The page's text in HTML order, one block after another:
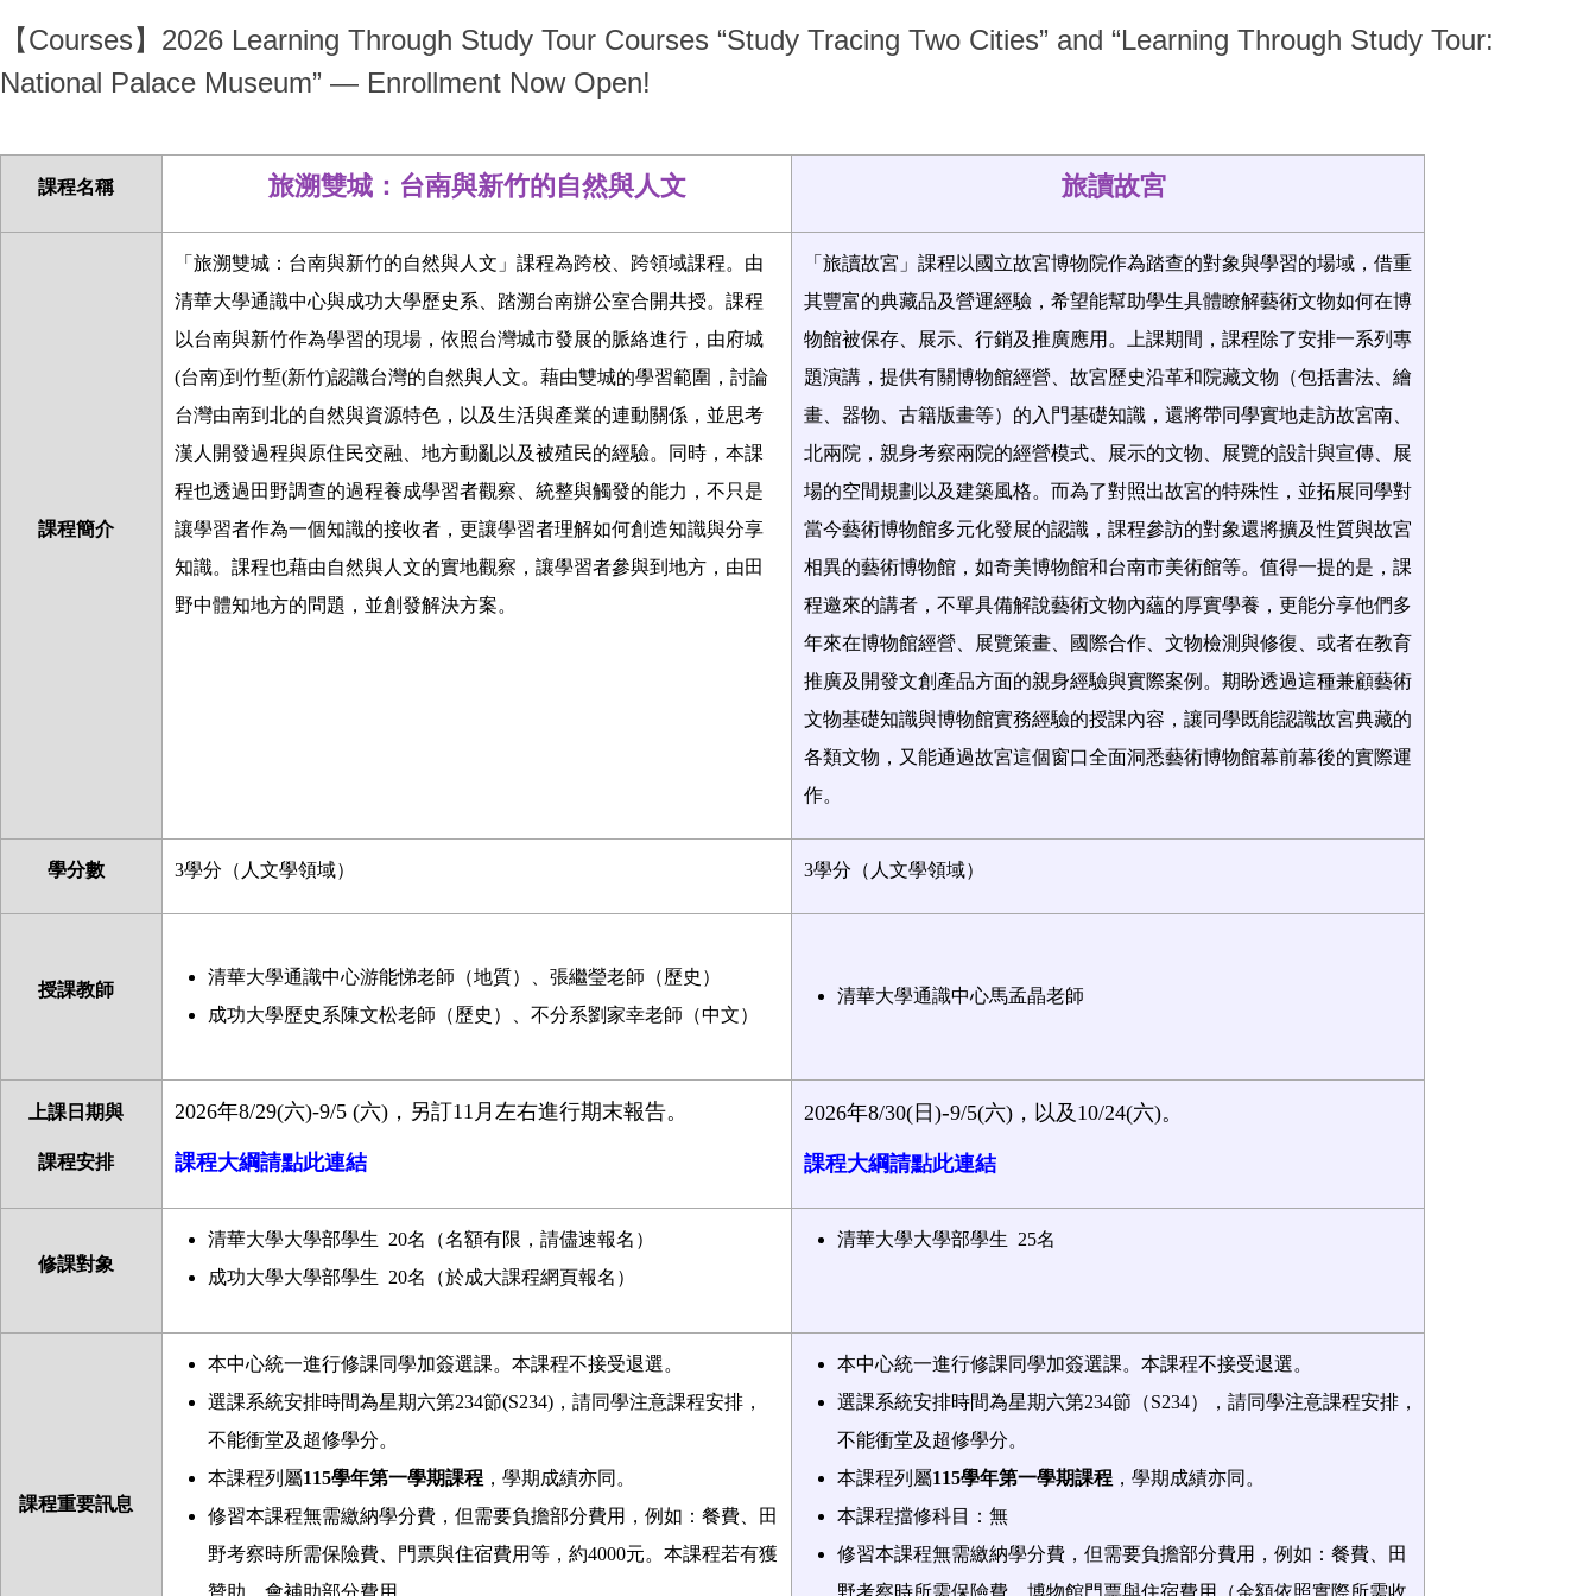
【Courses】2026 Learning Through Study Tour Courses “Study Tracing Two Cities” and “Learning Through Study Tour:
National Palace Museum” — Enrollment Now Open!
課程名稱 旅溯雙城：台南與新竹的自然與人文 旅讀故宮
課程簡介
「旅溯雙城：台南與新竹的自然與人文」課程為跨校、跨領域課程。由
清華大學通識中心與成功大學歷史系、踏溯台南辦公室合開共授。課程
以台南與新竹作為學習的現場，依照台灣城市發展的脈絡進行，由府城
(台南)到竹塹(新竹)認識台灣的自然與人文。藉由雙城的學習範圍，討論
台灣由南到北的自然與資源特色，以及生活與產業的連動關係，並思考
漢人開發過程與原住民交融、地方動亂以及被殖民的經驗。同時，本課
程也透過田野調查的過程養成學習者觀察、統整與觸發的能力，不只是
讓學習者作為一個知識的接收者，更讓學習者理解如何創造知識與分享
知識。課程也藉由自然與人文的實地觀察，讓學習者參與到地方，由田
野中體知地方的問題，並創發解決方案。
「旅讀故宮」課程以國立故宮博物院作為踏查的對象與學習的場域，借重
其豐富的典藏品及營運經驗，希望能幫助學生具體瞭解藝術文物如何在博
物館被保存、展示、行銷及推廣應用。上課期間，課程除了安排一系列專
題演講，提供有關博物館經營、故宮歷史沿革和院藏文物（包括書法、繪
畫、器物、古籍版畫等）的入門基礎知識，還將帶同學實地走訪故宮南、
北兩院，親身考察兩院的經營模式、展示的文物、展覽的設計與宣傳、展
場的空間規劃以及建築風格。而為了對照出故宮的特殊性，並拓展同學對
當今藝術博物館多元化發展的認識，課程參訪的對象還將擴及性質與故宮
相異的藝術博物館，如奇美博物館和台南市美術館等。值得一提的是，課
程邀來的講者，不單具備解說藝術文物內蘊的厚實學養，更能分享他們多
年來在博物館經營、展覽策畫、國際合作、文物檢測與修復、或者在教育
推廣及開發文創產品方面的親身經驗與實際案例。期盼透過這種兼顧藝術
文物基礎知識與博物館實務經驗的授課內容，讓同學既能認識故宮典藏的
各類文物，又能通過故宮這個窗口全面洞悉藝術博物館幕前幕後的實際運
作。
學分數 3學分（人文學領域） 3學分（人文學領域）
授課教師
清華大學通識中心游能悌老師（地質）、張繼瑩老師（歷史）
成功大學歷史系陳文松老師（歷史）、不分系劉家幸老師（中文）
清華大學通識中心馬孟晶老師
上課日期與
課程安排
2026年8/29(六)-9/5 (六)，另訂11月左右進行期末報告。
課程大綱請點此連結
2026年8/30(日)-9/5(六)，以及10/24(六)。
課程大綱請點此連結
修課對象
清華大學大學部學生 20名（名額有限，請儘速報名）
成功大學大學部學生 20名 （於成大課程網頁報名）
清華大學大學部學生 25名
課程重要訊息
本中心統一進行修課同學加簽選課。本課程不接受退選。
選課系統安排時間為星期六第234節(S234) ，請同學注意課程安排，
不能衝堂及超修學分。
本課程列屬115學年第一學期課程 ，學期成績亦同。
修習本課程無需繳納學分費，但需要負擔部分費用，例如：餐費、田
野考察時所需保險費、門票與住宿費用等，約4000元。本課程若有獲
贊助，會補助部分費用。
本中心統一進行修課同學加簽選課。本課程不接受退選。
選課系統安排時間為星期六第234節（S234），請同學注意課程安排，
不能衝堂及超修學分。
本課程列屬115學年第一學期課程 ，學期成績亦同。
本課程擋修科目：無
修習本課程無需繳納學分費，但需要負擔部分費用，例如：餐費、田
野考察時所需保險費、博物館門票與住宿費用 （金額依照實際所需收